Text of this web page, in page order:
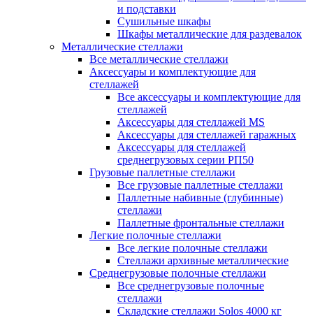
и подставки
Сушильные шкафы
Шкафы металлические для раздевалок
Металлические стеллажи
Все металлические стеллажи
Аксессуары и комплектующие для
стеллажей
Все аксессуары и комплектующие для
стеллажей
Аксессуары для стеллажей MS
Аксессуары для стеллажей гаражных
Аксессуары для стеллажей
среднегрузовых серии РП50
Грузовые паллетные стеллажи
Все грузовые паллетные стеллажи
Паллетные набивные (глубинные)
стеллажи
Паллетные фронтальные стеллажи
Легкие полочные стеллажи
Все легкие полочные стеллажи
Стеллажи архивные металлические
Среднегрузовые полочные стеллажи
Все среднегрузовые полочные
стеллажи
Складские стеллажи Solos 4000 кг